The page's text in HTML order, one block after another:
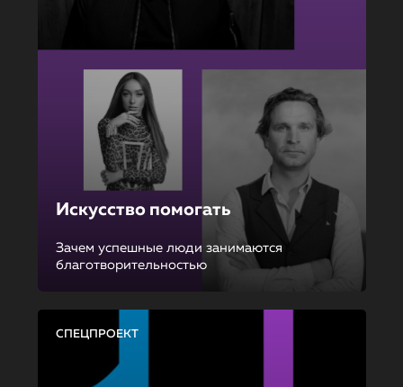
Искусство помогать
Зачем успешные люди занимаются
благотворительностью
СПЕЦПРОЕКТ